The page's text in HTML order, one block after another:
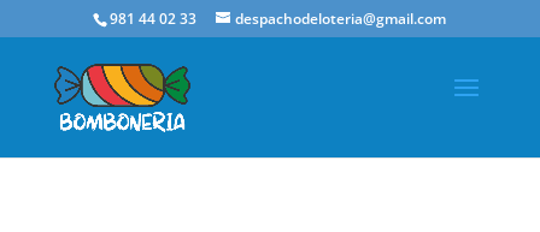
981 44 02 33 despachodeloteria@gmail.com